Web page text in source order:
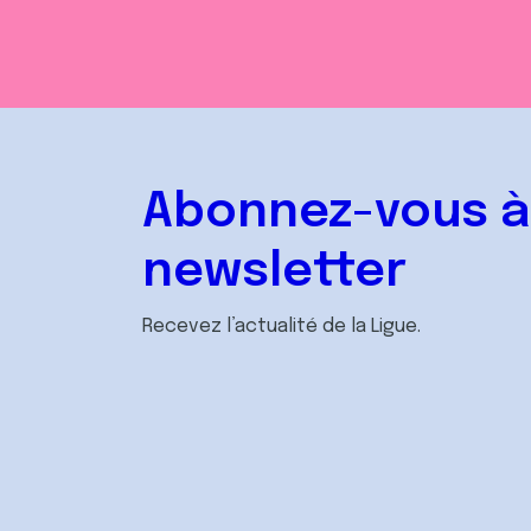
Abonnez-vous
newsletter
Recevez l’actualité de la Ligue.